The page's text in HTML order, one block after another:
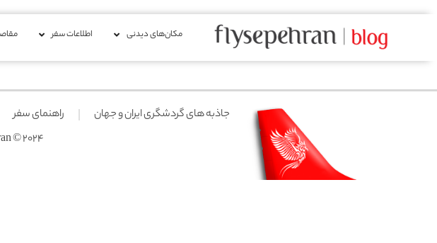
مکان‌های دیدنی اطلاعات سفر
جاذبه های گردشگری ایران و جهان راهنمای سفر